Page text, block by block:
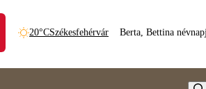
20°CSzékesfehérvár Berta, Bettina